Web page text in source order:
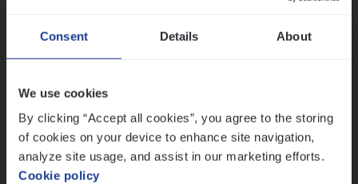
Consent Details About
We use cookies
By clicking “Accept all cookies”, you agree to the storing
of cookies on your device to enhance site navigation,
analyze site usage, and assist in our marketing efforts.
Cookie policy
Ons sollicitatieproces